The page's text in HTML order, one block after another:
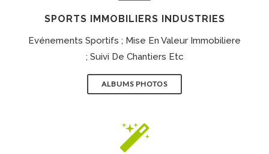
SPORTS IMMOBILIERS INDUSTRIES
Evénements Sportifs ; Mise En Valeur Immobiliere
; Suivi De Chantiers Etc
ALBUMS PHOTOS